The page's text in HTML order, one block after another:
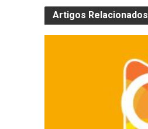
Artigos Relacionados